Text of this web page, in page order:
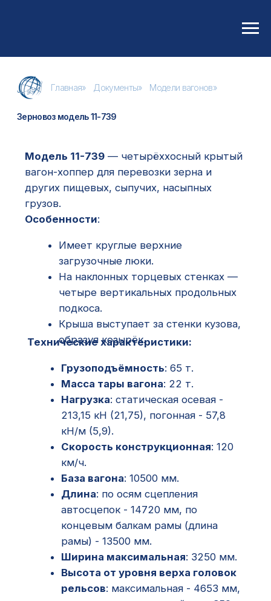
Зерновоз модель 11-739
Модель 11-739
— четырёххосный крытый
вагон-хоппер для перевозки зерна и
Особенности :
Имеет круглые верхние
загрузочные люки.
четыре вертикальных продольных
подкоса.
образуя козырёк.
Технические характеристики:
Грузоподъёмность: 65 т.
Масса тары вагона: 22 т.
213,15 кН (21,75), погонная - 57,8
кН/м (5,9).
Скорость конструкционная
км/ч.
База вагона: 10500 мм.
автосцепок - 14720 мм, по
концевым балкам рамы (длина
рамы) - 13500 мм.
Ширина максимальная: 3250 мм.
Высота от уровня верха головок
рельсов: максимальная - 4653 мм,
до разгрузочных устройств - 350
Количество люков : загрузочных -
4, разгрузочных - 6.
Размеры люка в свету:
разгрузочных - 476×1080 мм.
Угол наклона торцовых стенок
: 55 градусов.
Материал кузова : сталь 10ХНДП
или 09Г2Д